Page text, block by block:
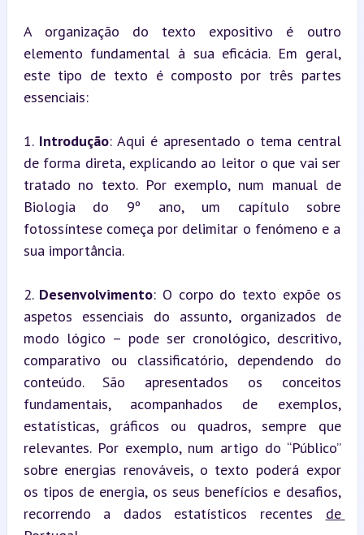
A organização do texto expositivo é outro
elemento fundamental à sua eficácia. Em geral,
este tipo de texto é composto por três partes
essenciais:
1. Introdução: Aqui é apresentado o tema central
de forma direta, explicando ao leitor o que vai ser
tratado no texto. Por exemplo, num manual de
Biologia do 9º ano, um capítulo sobre
fotossíntese começa por delimitar o fenómeno e a
sua importância.
2. Desenvolvimento: O corpo do texto expõe os
aspetos essenciais do assunto, organizados de
modo lógico – pode ser cronológico, descritivo,
comparativo ou classificatório, dependendo do
conteúdo. São apresentados os conceitos
fundamentais, acompanhados de exemplos,
estatísticas, gráficos ou quadros, sempre que
relevantes. Por exemplo, num artigo do “Público”
sobre energias renováveis, o texto poderá expor
os tipos de energia, os seus benefícios e desafios,
recorrendo a dados estatísticos recentes de